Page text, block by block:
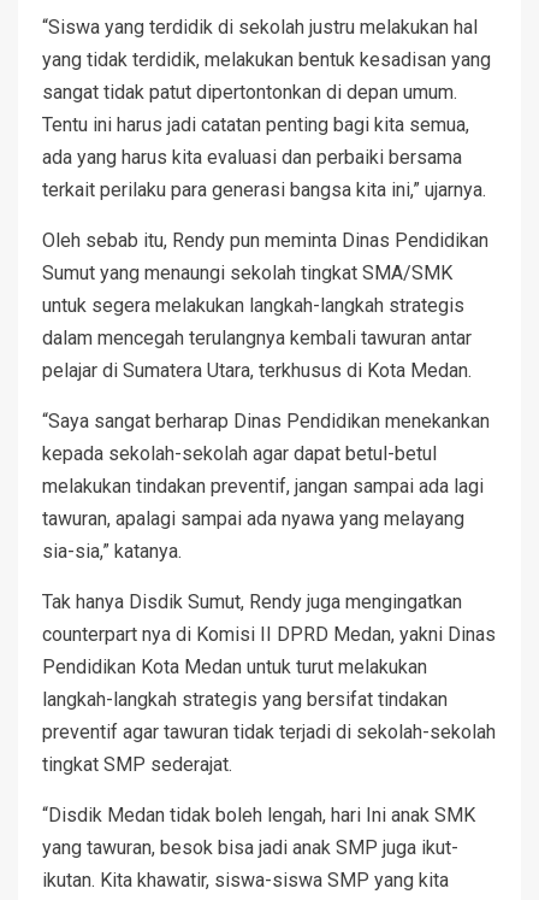
“Siswa yang terdidik di sekolah justru melakukan hal
yang tidak terdidik, melakukan bentuk kesadisan yang
sangat tidak patut dipertontonkan di depan umum.
Tentu ini harus jadi catatan penting bagi kita semua,
ada yang harus kita evaluasi dan perbaiki bersama
terkait perilaku para generasi bangsa kita ini,” ujarnya.
Oleh sebab itu, Rendy pun meminta Dinas Pendidikan
Sumut yang menaungi sekolah tingkat SMA/SMK
untuk segera melakukan langkah-langkah strategis
dalam mencegah terulangnya kembali tawuran antar
pelajar di Sumatera Utara, terkhusus di Kota Medan.
“Saya sangat berharap Dinas Pendidikan menekankan
kepada sekolah-sekolah agar dapat betul-betul
melakukan tindakan preventif, jangan sampai ada lagi
tawuran, apalagi sampai ada nyawa yang melayang
sia-sia,” katanya.
Tak hanya Disdik Sumut, Rendy juga mengingatkan
counterpart nya di Komisi II DPRD Medan, yakni Dinas
Pendidikan Kota Medan untuk turut melakukan
langkah-langkah strategis yang bersifat tindakan
preventif agar tawuran tidak terjadi di sekolah-sekolah
tingkat SMP sederajat.
“Disdik Medan tidak boleh lengah, hari Ini anak SMK
yang tawuran, besok bisa jadi anak SMP juga ikut-
ikutan. Kita khawatir, siswa-siswa SMP yang kita